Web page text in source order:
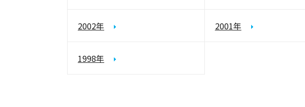
2002年 2001年
1998年